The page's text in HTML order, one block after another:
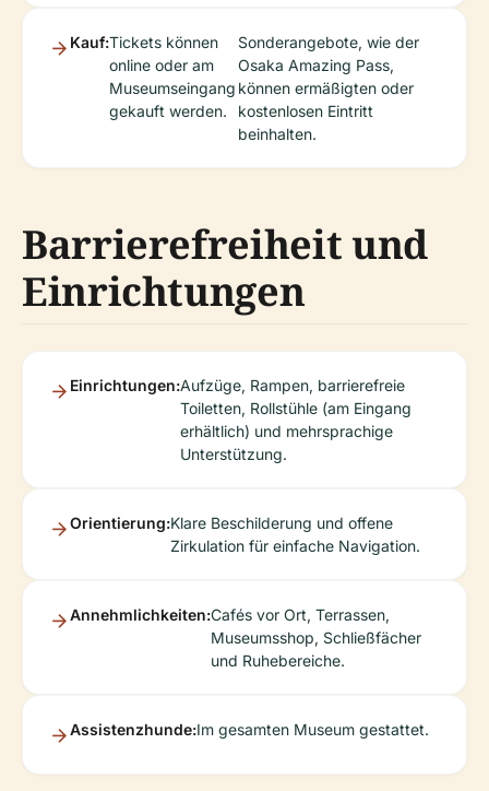
Kauf:Tickets können
online oder am
Museumseingang
gekauft werden.
Sonderangebote, wie der
Osaka Amazing Pass,
können ermäßigten oder
kostenlosen Eintritt
beinhalten.
Barrierefreiheit und
Einrichtungen
Einrichtungen:Aufzüge, Rampen, barrierefreie
Toiletten, Rollstühle (am Eingang
erhältlich) und mehrsprachige
Unterstützung.
Orientierung:Klare Beschilderung und offene
Zirkulation für einfache Navigation.
Annehmlichkeiten:Cafés vor Ort, Terrassen,
Museumsshop, Schließfächer
und Ruhebereiche.
Assistenzhunde:Im gesamten Museum gestattet.